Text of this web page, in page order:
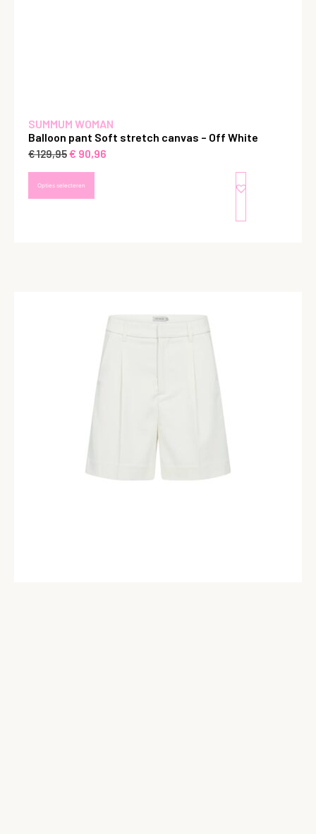
SUMMUM WOMAN
Balloon pant Soft stretch canvas – Off White
€129,95€ 90,96
Opties selecteren